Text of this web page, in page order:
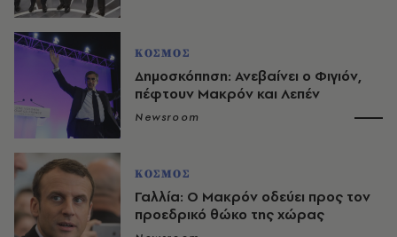
ΚΟΣΜΟΣ
Δημοσκόπηση: Ανεβαίνει ο Φιγιόν,
πέφτουν Μακρόν και Λεπέν
Newsroom
ΚΟΣΜΟΣ
Γαλλία: Ο Μακρόν οδεύει προς τον
προεδρικό θώκο της χώρας